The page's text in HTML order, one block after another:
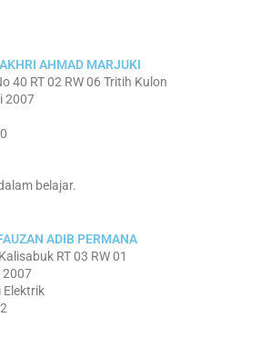
AHMAD MARJUKI
40 RT 02 RW 06 Tritih Kulon
2007
belajar.
ADIB PERMANA
RT 03 RW 01
2007
Elektrik